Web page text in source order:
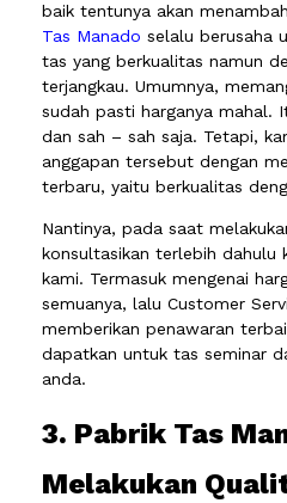
baik tentunya akan
Tas Manado selalu berusaha
tas yang berkualitas namun
terjangkau. Umumnya,
sudah pasti harganya mahal.
dan sah – sah saja. Tetapi,
anggapan tersebut dengan
terbaru, yaitu berkualitas
Nantinya, pada saat
konsultasikan terlebih dahulu
kami. Termasuk mengenai
semuanya, lalu Customer
memberikan penawaran
dapatkan untuk tas seminar
anda.
3. Pabrik Tas
Melakukan